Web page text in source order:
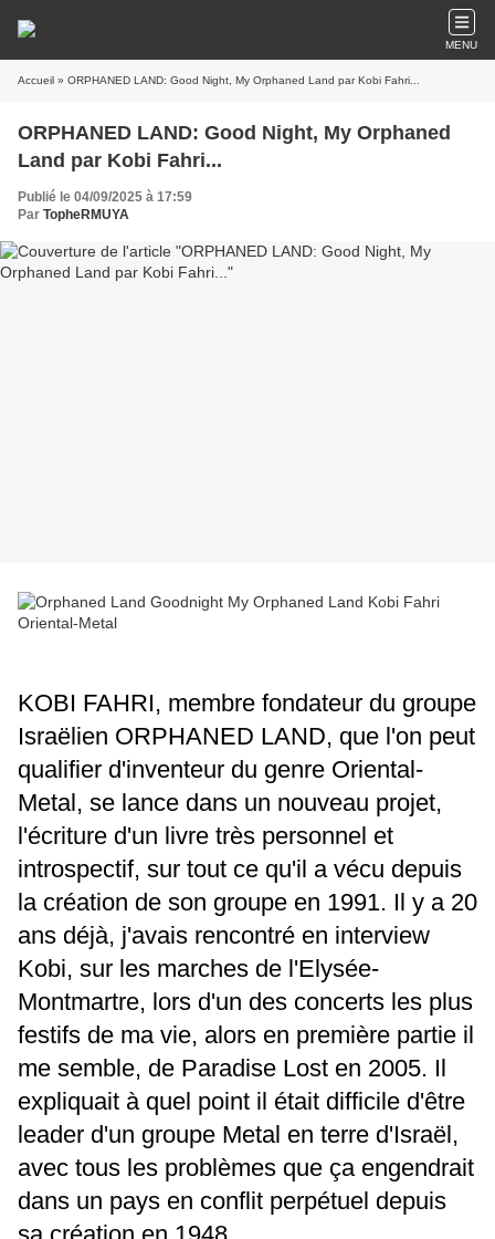
MENU
Accueil » ORPHANED LAND: Good Night, My Orphaned Land par Kobi Fahri...
ORPHANED LAND: Good Night, My Orphaned
Land par Kobi Fahri...
Publié le 04/09/2025 à 17:59
Par TopheRMUYA
KOBI FAHRI, membre fondateur du groupe
Israëlien ORPHANED LAND, que l'on peut
qualifier d'inventeur du genre Oriental-
Metal, se lance dans un nouveau projet,
l'écriture d'un livre très personnel et
introspectif, sur tout ce qu'il a vécu depuis
la création de son groupe en 1991. Il y a 20
ans déjà, j'avais rencontré en interview
Kobi, sur les marches de l'Elysée-
Montmartre, lors d'un des concerts les plus
festifs de ma vie, alors en première partie il
me semble, de Paradise Lost en 2005. Il
expliquait à quel point il était difficile d'être
leader d'un groupe Metal en terre d'Israël,
avec tous les problèmes que ça engendrait
dans un pays en conflit perpétuel depuis